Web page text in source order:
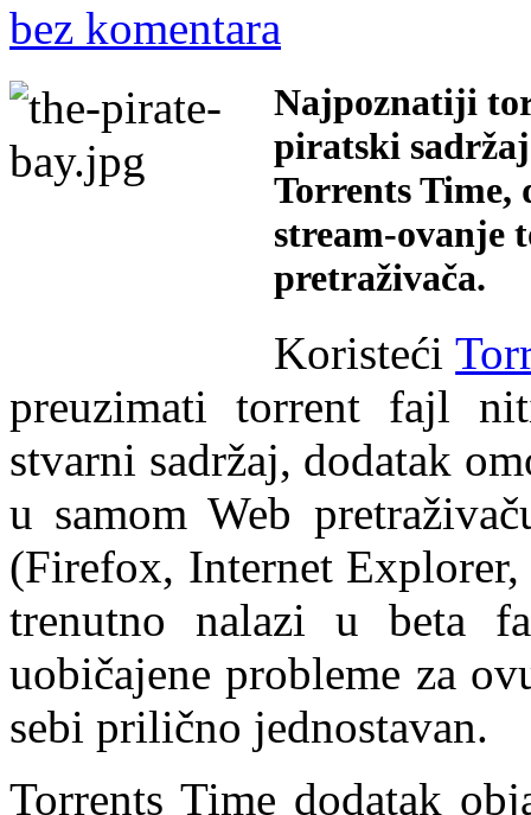
bez komentara
Najpoznatiji
piratski
Torrents Time,
stream-ovanje
pretraživača.
Koristeći
preuzimati torrent fajl
stvarni sadržaj, dodatak
u samom Web
(Firefox, Internet Explorer,
trenutno nalazi u beta
uobičajene probleme za
sebi prilično jednostavan.
Torrents Time dodatak